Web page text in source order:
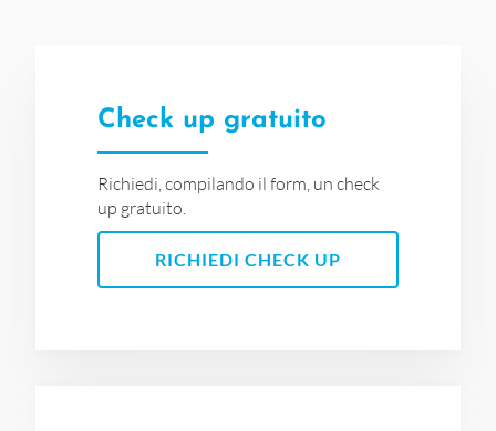
Check up gratuito
Richiedi, compilando il form, un check
up gratuito.
RICHIEDI CHECK UP